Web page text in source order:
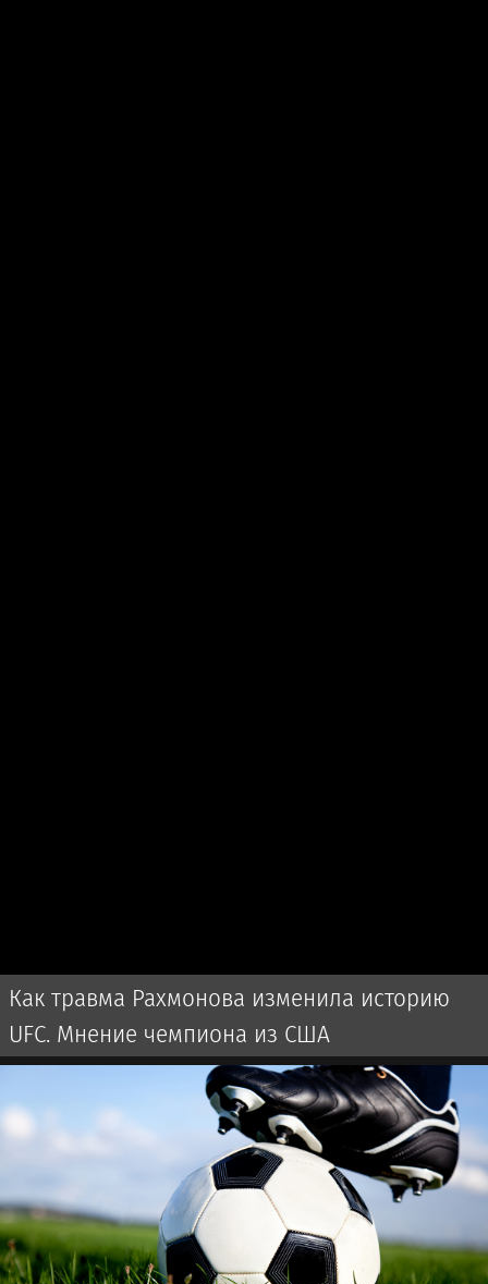
Как травма Рахмонова изменила историю
UFC. Мнение чемпиона из США